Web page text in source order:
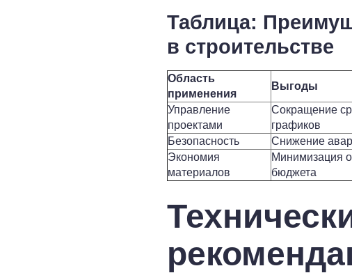
Таблица:
в строительстве
Область
применения
Выгоды
Управление
проектами
Сокращение
графиков
Безопасность
Снижение
Экономия
материалов
Минимизация
бюджета